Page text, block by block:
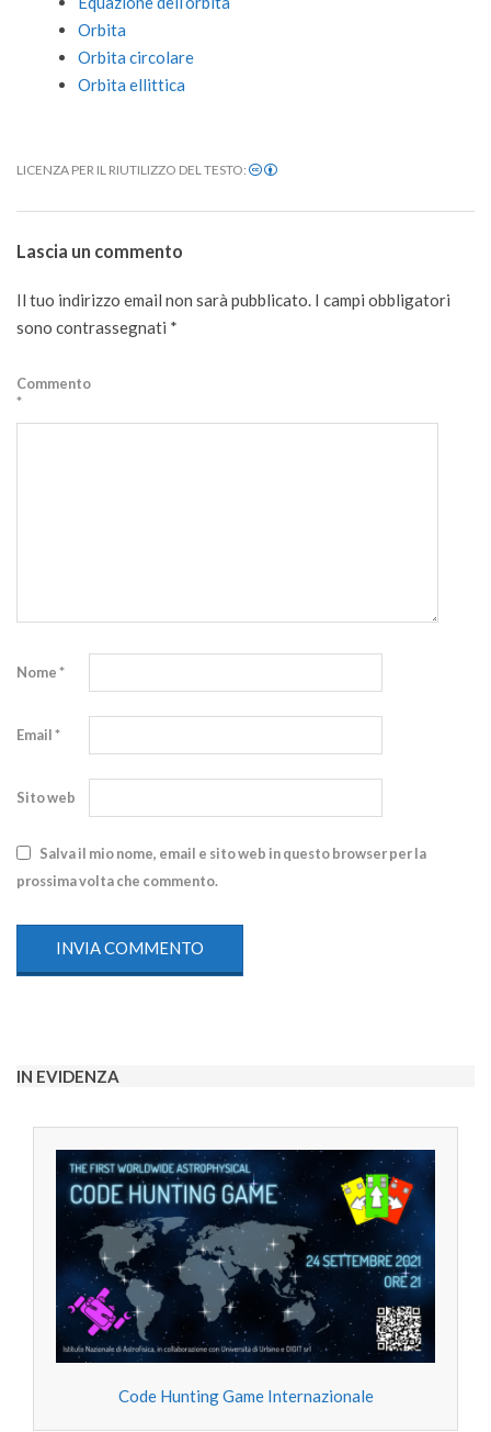
Orbita
Orbita circolare
Orbita ellittica
LICENZA PER IL RIUTILIZZO DEL TESTO:
2020-
09-
Lascia un commento
Il tuo indirizzo email non sarà pubblicato. I campi obbligatori
sono contrassegnati *
Commento
*
Nome*
Email*
Sito web
Salva il mio nome, email e sito web in questo browser per la
prossima volta che commento.
IN EVIDENZA
Code Hunting Game Internazionale